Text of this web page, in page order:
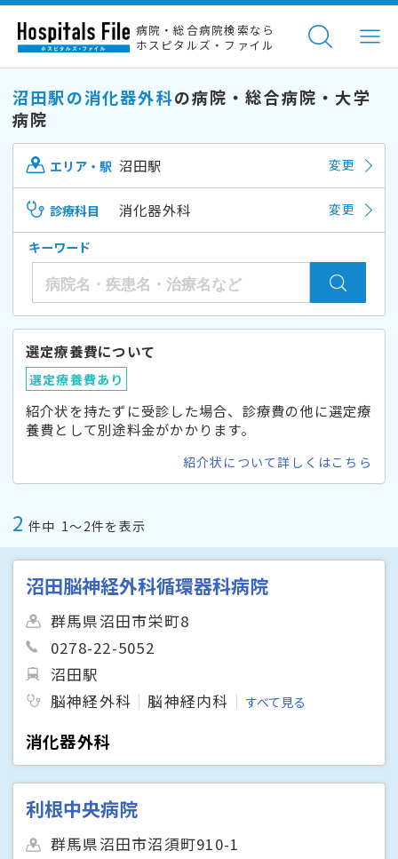
病院・総合病院検索なら
ホスピタルズ・ファイル
沼田駅の消化器外科の病院・総合病院・大学
病院
エリア・駅 沼田駅 変更
診療科目 消化器外科 変更
キーワード
選定療養費について
選定療養費あり
紹介状を持たずに受診した場合、診療費の他に選定療
養費として別途料金がかかります。
紹介状について詳しくはこちら
2 件中 1〜2件を表示
沼田脳神経外科循環器科病院
群馬県沼田市栄町8
0278-22-5052
沼田駅
脳神経外科
脳神経内科 すべて見る
消化器外科
利根中央病院
群馬県沼田市沼須町910-1